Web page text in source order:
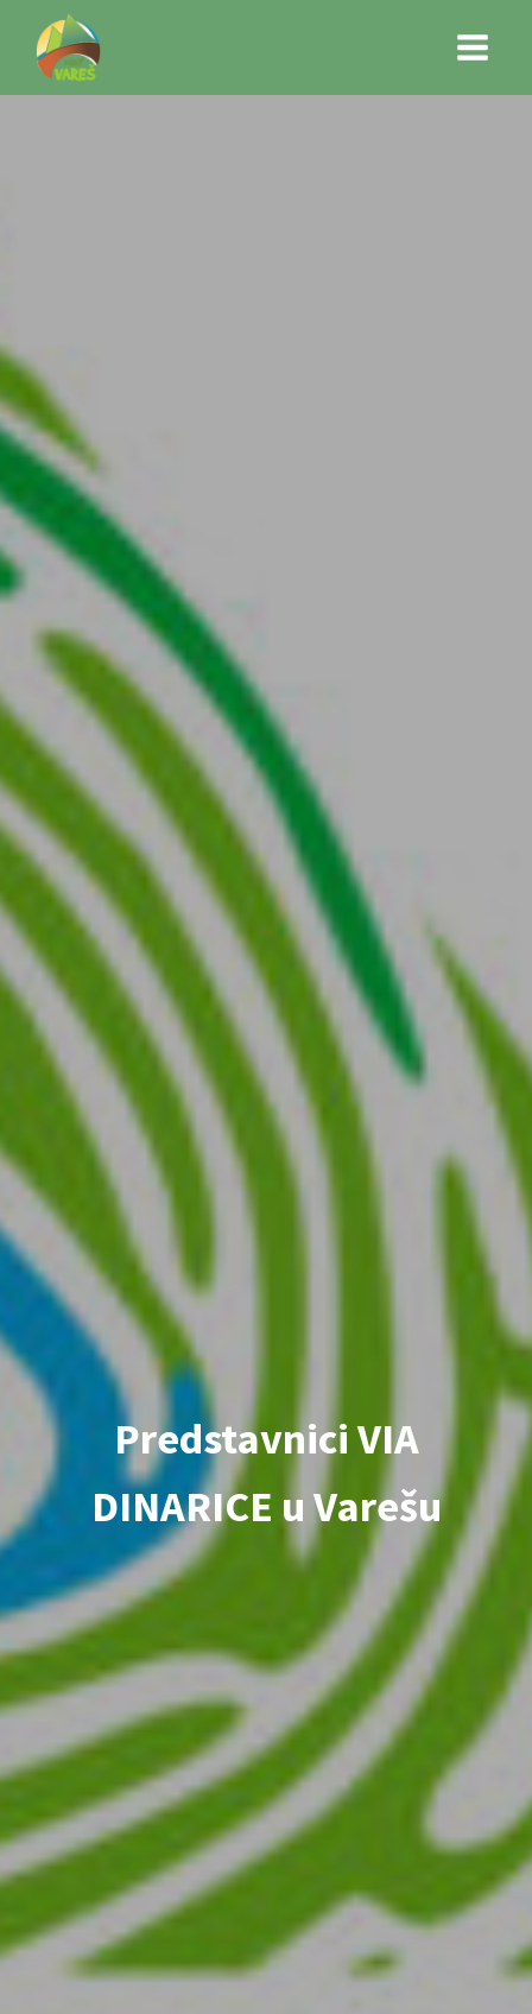
Predstavnici VIA
DINARICE u Varešu